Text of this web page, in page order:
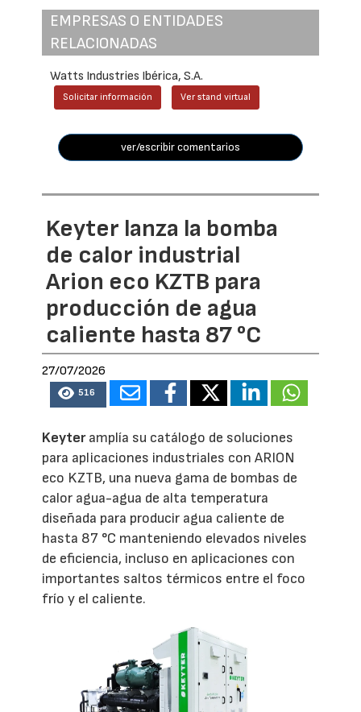
EMPRESAS O ENTIDADES
RELACIONADAS
Watts Industries Ibérica, S.A.
Solicitar información Ver stand virtual
ver/escribir comentarios
Keyter lanza la bomba
de calor industrial
Arion eco KZTB para
producción de agua
caliente hasta 87 °C
27/07/2026
516
Keyteramplía su catálogo de soluciones
para aplicaciones industriales con ARION
eco KZTB, una nueva gama de bombas de
calor agua-agua de alta temperatura
diseñada para producir agua caliente de
hasta 87 °C manteniendo elevados niveles
de eficiencia, incluso en aplicaciones con
importantes saltos térmicos entre el foco
frío y el caliente.